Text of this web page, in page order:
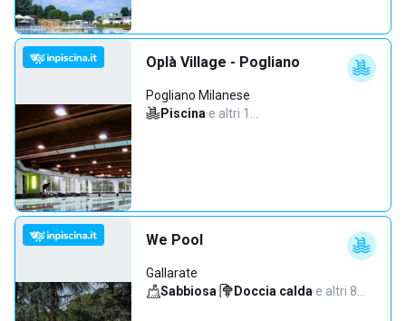
Oplà Village - Pogliano
Pogliano Milanese
Piscina·e altri 1…
We Pool
Gallarate
Sabbiosa· Doccia calda·e altri 8…